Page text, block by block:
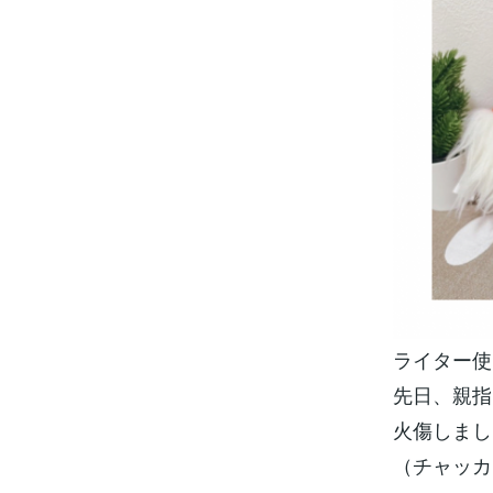
ライター
先日、親
火傷しま
（チャッ